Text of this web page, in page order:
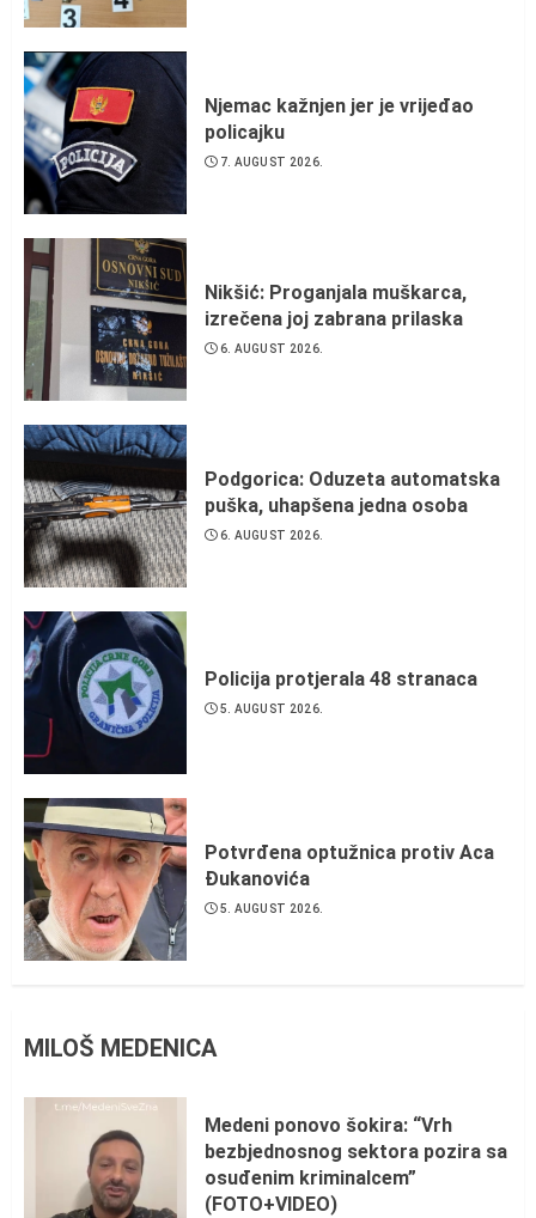
Njemac kažnjen jer je vrijeđao
policajku
7. AUGUST 2026.
Nikšić: Proganjala muškarca,
izrečena joj zabrana prilaska
6. AUGUST 2026.
Podgorica: Oduzeta automatska
puška, uhapšena jedna osoba
6. AUGUST 2026.
Policija protjerala 48 stranaca
5. AUGUST 2026.
Potvrđena optužnica protiv Aca
Đukanovića
5. AUGUST 2026.
MILOŠ MEDENICA
Medeni ponovo šokira: “Vrh
bezbjednosnog sektora pozira sa
osuđenim kriminalcem”
(FOTO+VIDEO)